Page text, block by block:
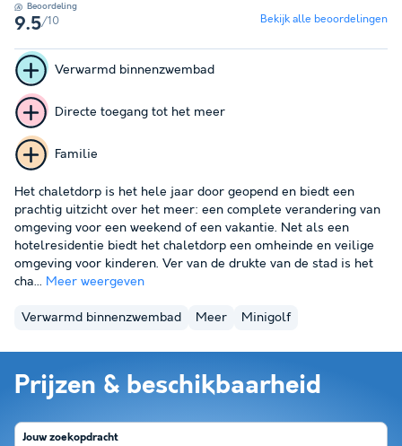
Beoordeling
9.5/10 Bekijk alle beoordelingen
Verwarmd binnenzwembad
Directe toegang tot het meer
Familie
Het chaletdorp is het hele jaar door geopend en biedt een
prachtig uitzicht over het meer: een complete verandering van
omgeving voor een weekend of een vakantie. Net als een
hotelresidentie biedt het chaletdorp een omheinde en veilige
omgeving voor kinderen. Ver van de drukte van de stad is het
cha... Meer weergeven
Verwarmd binnenzwembad Meer Minigolf
Prijzen & beschikbaarheid
Jouw zoekopdracht